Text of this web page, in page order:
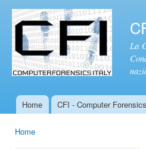
La
Menu principale
Home CFI - Computer
Home